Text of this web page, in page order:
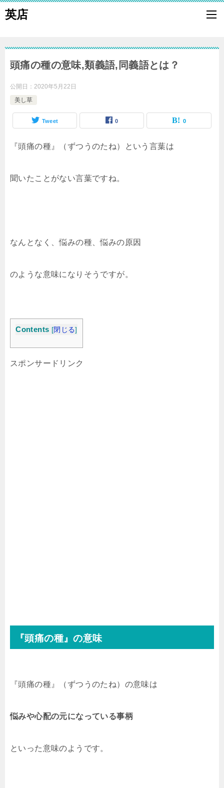
英店
頭痛の種の意味,類義語,同義語とは？
公開日： 2020年5月22日
美し草
Tweet 0 0
『頭痛の種』（ずつうのたね）という言葉は
聞いたことがない言葉ですね。
なんとなく、悩みの種、悩みの原因
のような意味になりそうですが。
Contents [閉じる]
スポンサードリンク
『頭痛の種』の意味
『頭痛の種』（ずつうのたね）の意味は
悩みや心配の元になっている事柄
といった意味のようです。